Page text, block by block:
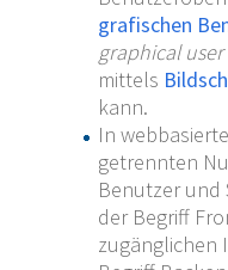
grafischen
graphical
mittels
kann.
In
getrennten
Benutzer und
der Begriff
zugänglichen